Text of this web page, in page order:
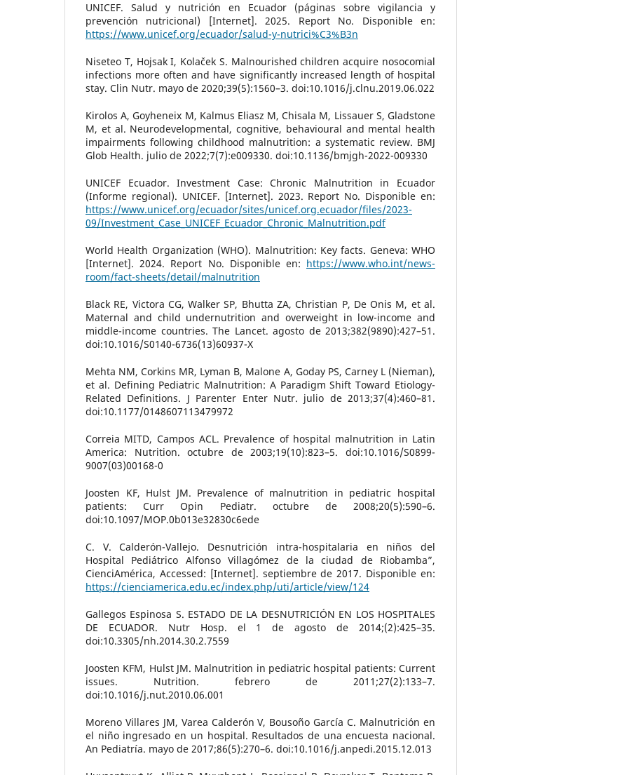
UNICEF. Salud y nutrición en Ecuador (páginas sobre vigilancia y
prevención nutricional) [Internet]. 2025. Report No. Disponible en:
https://www.unicef.org/ecuador/salud-y-nutrici%C3%B3n
Niseteo T, Hojsak I, Kolaček S. Malnourished children acquire nosocomial
infections more often and have significantly increased length of hospital
stay. Clin Nutr. mayo de 2020;39(5):1560–3. doi:10.1016/j.clnu.2019.06.022
Kirolos A, Goyheneix M, Kalmus Eliasz M, Chisala M, Lissauer S, Gladstone
M, et al. Neurodevelopmental, cognitive, behavioural and mental health
impairments following childhood malnutrition: a systematic review. BMJ
Glob Health. julio de 2022;7(7):e009330. doi:10.1136/bmjgh-2022-009330
UNICEF Ecuador. Investment Case: Chronic Malnutrition in Ecuador
(Informe regional). UNICEF. [Internet]. 2023. Report No. Disponible en:
https://www.unicef.org/ecuador/sites/unicef.org.ecuador/files/2023-
09/Investment_Case_UNICEF_Ecuador_Chronic_Malnutrition.pdf
World Health Organization (WHO). Malnutrition: Key facts. Geneva: WHO
[Internet]. 2024. Report No. Disponible en: https://www.who.int/news-
room/fact-sheets/detail/malnutrition
Black RE, Victora CG, Walker SP, Bhutta ZA, Christian P, De Onis M, et al.
Maternal and child undernutrition and overweight in low-income and
middle-income countries. The Lancet. agosto de 2013;382(9890):427–51.
doi:10.1016/S0140-6736(13)60937-X
Mehta NM, Corkins MR, Lyman B, Malone A, Goday PS, Carney L (Nieman),
et al. Defining Pediatric Malnutrition: A Paradigm Shift Toward Etiology-
Related Definitions. J Parenter Enter Nutr. julio de 2013;37(4):460–81.
doi:10.1177/0148607113479972
Correia MITD, Campos ACL. Prevalence of hospital malnutrition in Latin
America: Nutrition. octubre de 2003;19(10):823–5. doi:10.1016/S0899-
9007(03)00168-0
Joosten KF, Hulst JM. Prevalence of malnutrition in pediatric hospital
patients: Curr Opin Pediatr. octubre de 2008;20(5):590–6.
doi:10.1097/MOP.0b013e32830c6ede
C. V. Calderón-Vallejo. Desnutrición intra-hospitalaria en niños del
Hospital Pediátrico Alfonso Villagómez de la ciudad de Riobamba”,
CienciAmérica, Accessed: [Internet]. septiembre de 2017. Disponible en:
https://cienciamerica.edu.ec/index.php/uti/article/view/124
Gallegos Espinosa S. ESTADO DE LA DESNUTRICIÓN EN LOS HOSPITALES
DE ECUADOR. Nutr Hosp. el 1 de agosto de 2014;(2):425–35.
doi:10.3305/nh.2014.30.2.7559
Joosten KFM, Hulst JM. Malnutrition in pediatric hospital patients: Current
issues. Nutrition. febrero de 2011;27(2):133–7.
doi:10.1016/j.nut.2010.06.001
Moreno Villares JM, Varea Calderón V, Bousoño García C. Malnutrición en
el niño ingresado en un hospital. Resultados de una encuesta nacional.
An Pediatría. mayo de 2017;86(5):270–6. doi:10.1016/j.anpedi.2015.12.013